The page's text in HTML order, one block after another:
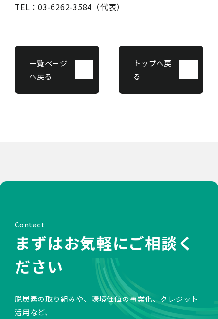
TEL：03-6262-3584（代表）
一覧ページ
へ戻る
トップへ戻
る
Contact
まずはお気軽にご相談く
ださい
脱炭素の取り組みや、環境価値の事業化、クレジット
活用など、